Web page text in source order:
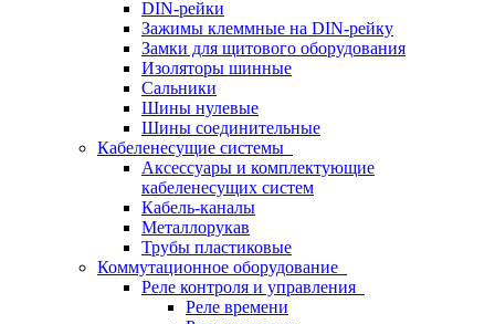
DIN-рейки
Зажимы клеммные на DIN-рейку
Замки для щитового оборудования
Изоляторы шинные
Сальники
Шины нулевые
Шины соединительные
Кабеленесущие системы
Аксессуары и комплектующие
кабеленесущих систем
Кабель-каналы
Металлорукав
Трубы пластиковые
Коммутационное оборудование
Реле контроля и управления
Реле времени